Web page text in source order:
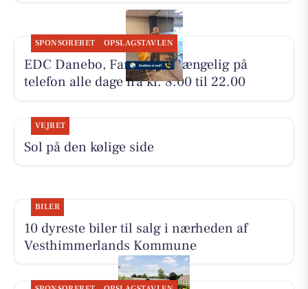
SPONSORERET OPSLAGSTAVLEN
EDC Danebo, Farsø er tilgængelig på
telefon alle dage fra kl. 8.00 til 22.00
VEJRET
Sol på den kølige side
BILER
10 dyreste biler til salg i nærheden af
Vesthimmerlands Kommune